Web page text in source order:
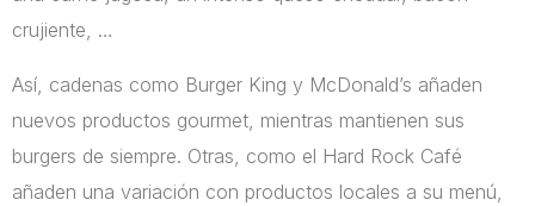
crujiente, …
Así, cadenas como Burger King y McDonald’s añaden
nuevos productos gourmet, mientras mantienen sus
burgers de siempre. Otras, como el Hard Rock Café
añaden una variación con productos locales a su menú,